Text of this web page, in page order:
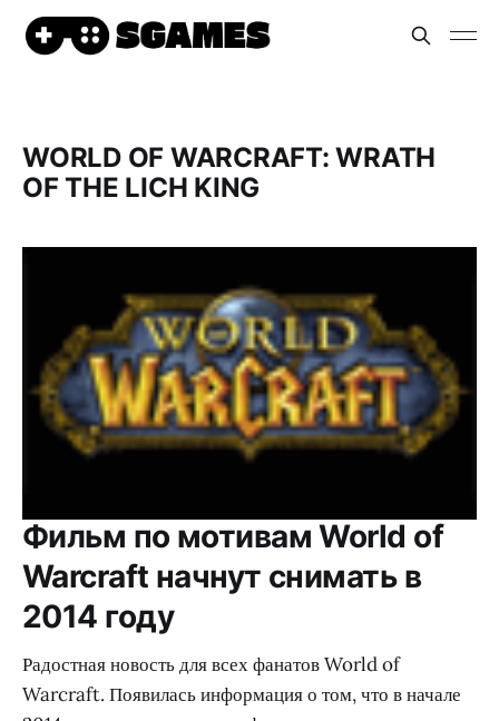
WORLD OF WARCRAFT: WRATH
OF THE LICH KING
Фильм по мотивам World of
Warcraft начнут снимать в
2014 году
Радостная новость для всех фанатов World of
Warcraft. Появилась информация о том, что в начале